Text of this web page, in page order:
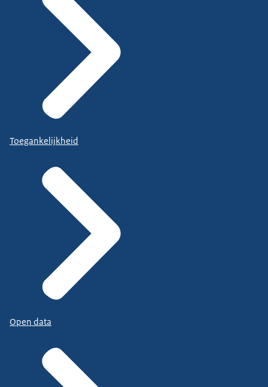
Toegankelijkheid
Open data